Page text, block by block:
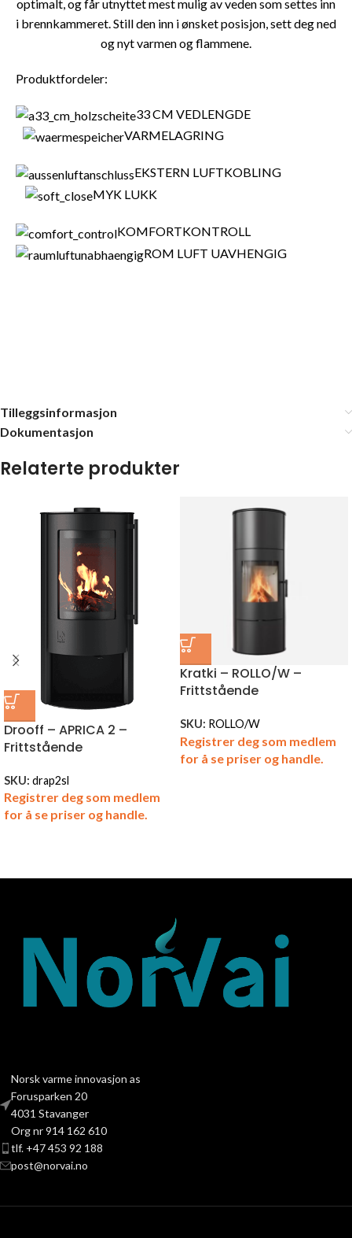
optimalt, og får utnyttet mest mulig av veden som settes inn
i brennkammeret. Still den inn i ønsket posisjon, sett deg ned
og nyt varmen og flammene.
Produktfordeler:
33 CM VEDLENGDE
VARMELAGRING
EKSTERN LUFTKOBLING
MYK LUKK
KOMFORTKONTROLL
ROM LUFT UAVHENGIG
Tilleggsinformasjon
Dokumentasjon
Relaterte produkter
Drooff – APRICA 2 –
Frittstående
SKU: drap2sl
Registrer deg som medlem
for å se priser og handle.
Kratki – ROLLO/W –
Frittstående
SKU: ROLLO/W
Registrer deg som medlem
for å se priser og handle.
Norsk varme innovasjon as
Forusparken 20
4031 Stavanger
Org nr 914 162 610
tlf. +47 453 92 188
post@norvai.no